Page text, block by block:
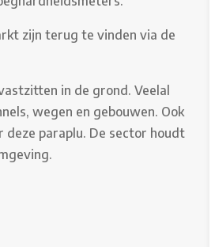
zijn terug te vinden via de
in de grond. Veelal
wegen en gebouwen. Ook
deze paraplu. De sector houdt